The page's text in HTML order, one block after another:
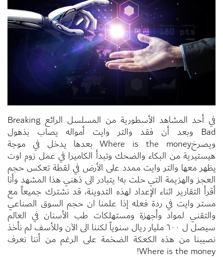
في أحد المشاهد الأسطورية من المسلسل الرائع Breaking
Bad وبعد أن فقد والتر وايت أمواله يصاب بذهول
ويصرخWhere is the money بعدها يدخل في موجة
هيستيرية من البكاء والضحك وتبدأ الكاميرا في عمل زوم اوت
يظهر معها والتر وايت ممدد على الأرض في لقطة تعكس حجم
العجز والهزيمة التي حلت به! يتبادر الى ذهني هذا المشهد وأنا
أقرأ التقارير اثناء الإعداد لهذه التدوينة، قد نشترك جميعاً مع
مستر وايت في ردة فعله إذا علمنا ان حجم السوق الصناعي
والتقني لمواد وأجهزة ومستهلكات طب الأسنان في العالم
سيصل ل ٦٠٠ مليار ريال سنوياً لكننا الى الآن وللأسف لم نأخذ
نصيبنا من هذه الكعكة الضخمة على الرغم من أننا نعرف
Where is the money!